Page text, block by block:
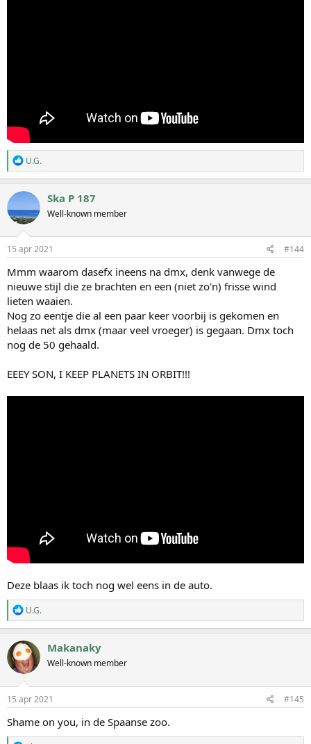
W
a
a
r
e
r
i
n
e
:
U.G.
Ska P 187
Well-known member
15 apr 2021 #144
Mmm waarom dasefx ineens na dmx, denk vanwege de
nieuwe stijl die ze brachten en een (niet zo'n) frisse wind
lieten waaien.
Nog zo eentje die al een paar keer voorbij is gekomen en
helaas net als dmx (maar veel vroeger) is gegaan. Dmx toch
nog de 50 gehaald.
EEEY SON, I KEEP PLANETS IN ORBIT!!!
Deze blaas ik toch nog wel eens in de auto.
W
a
a
r
d
e
r
i
n
e
U.G.
Makanaky
Well-known member
15 apr 2021 #145
Shame on you, in de Spaanse zoo.